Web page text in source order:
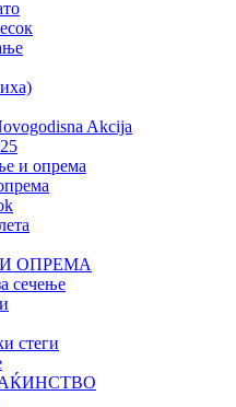
Akcija
и опрема
ОПРЕМА
сечење
стеги